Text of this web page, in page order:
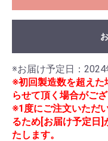
※初回製造数を超えた
らせて頂く場合がご
※1度にご注文いただ
るため[お届け予定日]
たします。